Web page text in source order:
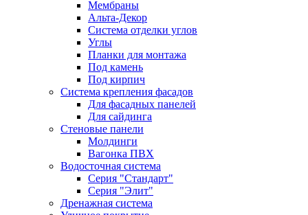
Мембраны
Альта-Декор
Система отделки углов
Углы
Планки для монтажа
Под камень
Под кирпич
Система крепления фасадов
Для фасадных панелей
Для сайдинга
Стеновые панели
Молдинги
Вагонка ПВХ
Водосточная система
Серия "Стандарт"
Серия "Элит"
Дренажная система